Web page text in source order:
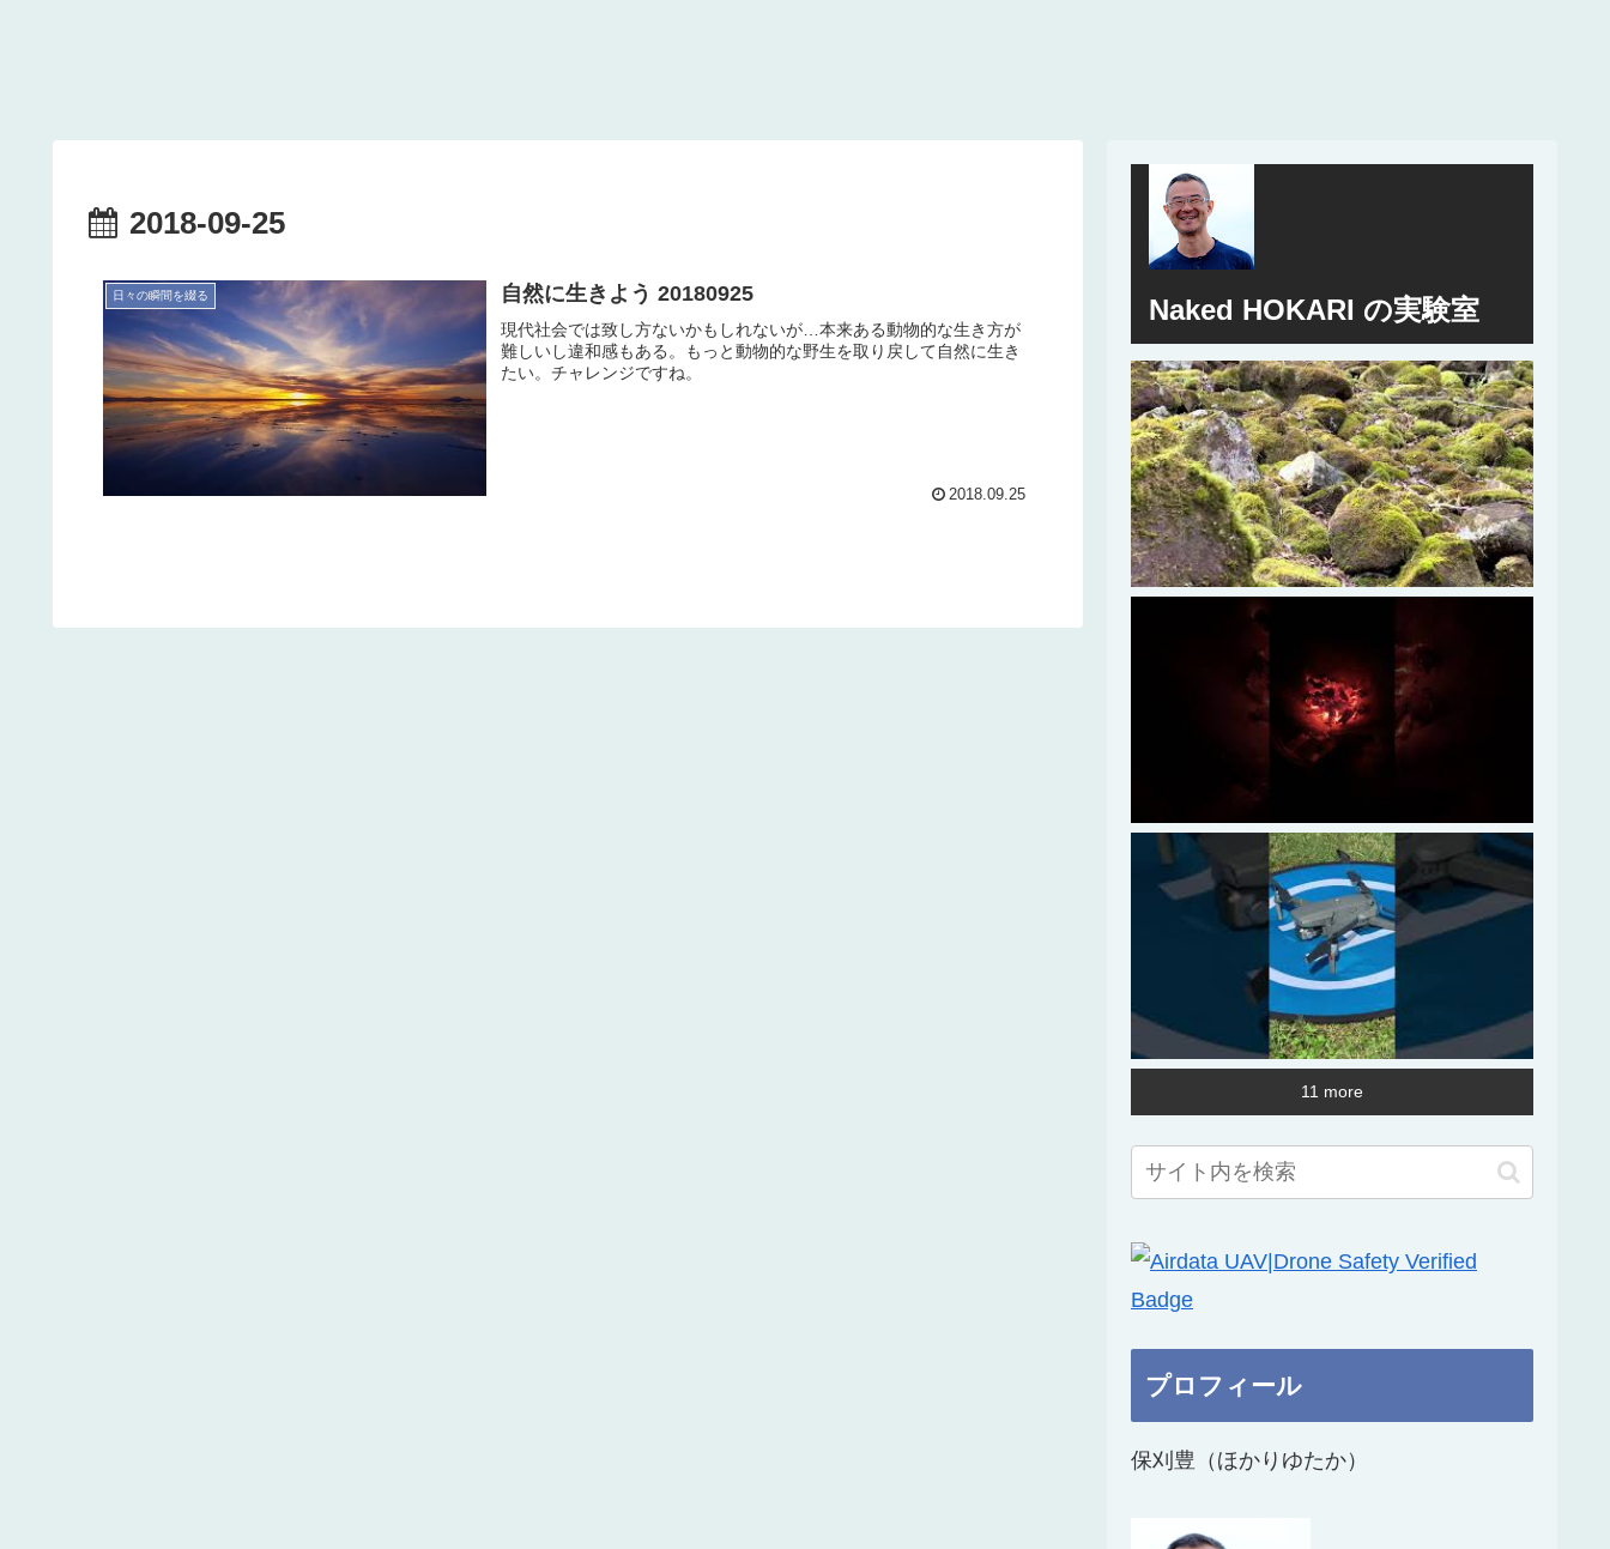
2018-09-25
日々の瞬間を綴る 自然に生きよう 20180925
現代社会では致し方ないかもしれないが…本来ある動物的な生き方が
難しいし違和感もある。もっと動物的な野生を取り戻して自然に生き
たい。チャレンジですね。
2018.09.25
Naked HOKARI の実験室
11 more
プロフィール
保刈豊（ほかりゆたか）